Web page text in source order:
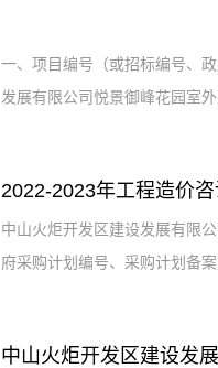
一、项目编号（或招标编号、
发展有限公司悦景御峰花园室
2022-2023年工程造价
中山火炬开发区建设发展有限
府采购计划编号、采购计划备
中山火炬开发区建设发